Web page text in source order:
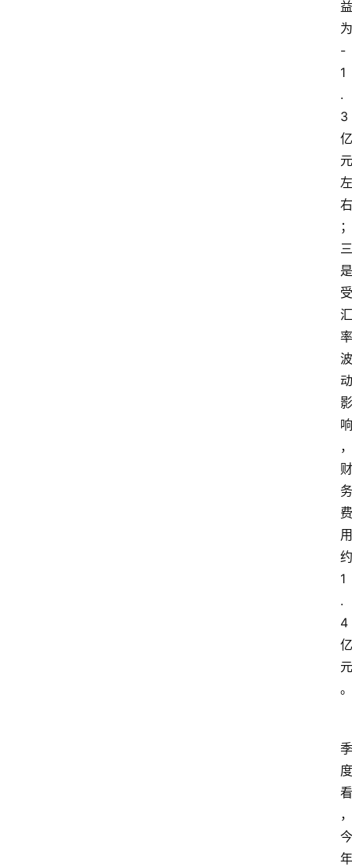
益
为
-
1
.
3
亿
元
左
右
；
三
是
受
汇
率
波
动
影
响
，
财
务
费
用
约
1
.
4
亿
元
。
季
度
看
，
今
年